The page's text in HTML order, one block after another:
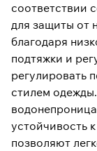
соответствии
для защиты от
благодаря
подтяжки и
регулировать
стилем
устойчивость
позволяют